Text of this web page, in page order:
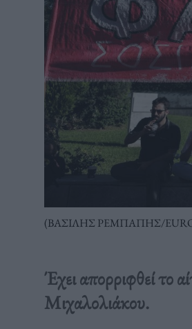
(ΒΑΣΙΛΗΣ ΡΕΜΠΑΠΗΣ/
Έχει απορριφθεί το
Μιχαλολιάκου.